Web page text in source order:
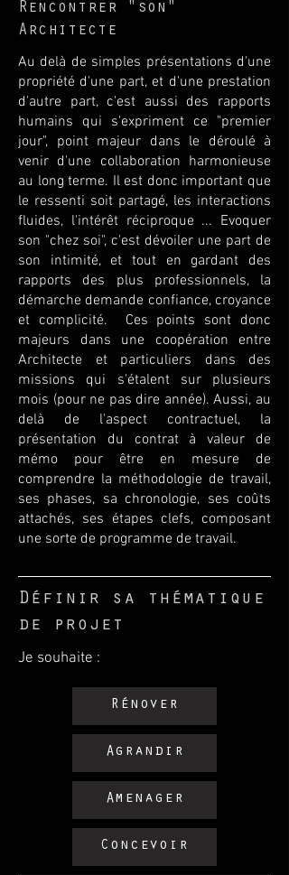
Rencontrer "son"
Architecte
Au delà de simples présentations d'une
propriété d'une part, et d'une prestation
d'autre part, c'est aussi des rapports
humains qui s'expriment ce "premier
jour", point majeur dans le déroulé à
venir d'une collaboration harmonieuse
au long terme. Il est donc important que
le ressenti soit partagé, les interactions
fluides, l'intérêt réciproque ... Evoquer
son "chez soi", c'est dévoiler une part de
son intimité, et tout en gardant des
rapports des plus professionnels, la
démarche demande confiance, croyance
et complicité. Ces points sont donc
majeurs dans une coopération entre
Architecte et particuliers dans des
missions qui s'étalent sur plusieurs
mois (pour ne pas dire année). Aussi, au
delà de l'aspect contractuel, la
présentation du contrat à valeur de
mémo pour être en mesure de
comprendre la méthodologie de travail,
ses phases, sa chronologie, ses coûts
attachés, ses étapes clefs, composant
une sorte de programme de travail.
Définir sa thématique
de projet
Je souhaite :
Rénover
Agrandir
Amenager
Concevoir